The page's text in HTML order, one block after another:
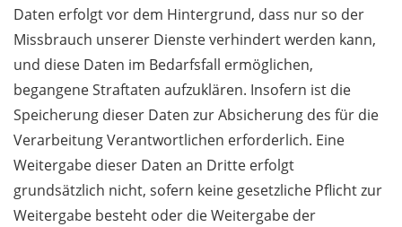
Daten erfolgt vor dem Hintergrund, dass nur so der
Missbrauch unserer Dienste verhindert werden kann,
und diese Daten im Bedarfsfall ermöglichen,
begangene Straftaten aufzuklären. Insofern ist die
Speicherung dieser Daten zur Absicherung des für die
Verarbeitung Verantwortlichen erforderlich. Eine
Weitergabe dieser Daten an Dritte erfolgt
grundsätzlich nicht, sofern keine gesetzliche Pflicht zur
Weitergabe besteht oder die Weitergabe der